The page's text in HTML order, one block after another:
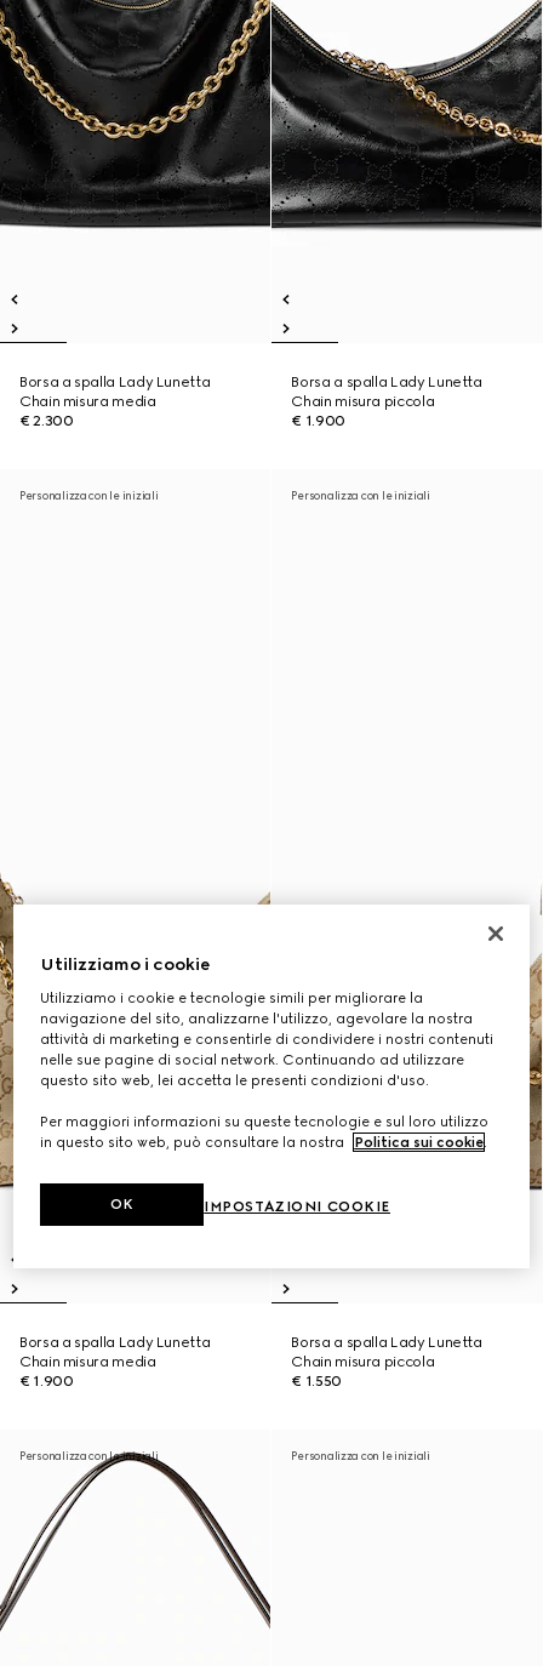
Borsa a spalla Lady Lunetta
Chain misura media
€ 2.300
Borsa a spalla Lady Lunetta
Chain misura piccola
€ 1.900
Personalizza con le iniziali
Borsa a spalla Lady Lunetta
Chain misura media
€ 1.900
Personalizza con le iniziali
Borsa a spalla Lady Lunetta
Chain misura piccola
€ 1.550
Personalizza con le iniziali Personalizza con le iniziali
Utilizziamo i cookie
Utilizziamo i cookie e tecnologie simili per migliorare la
navigazione del sito, analizzarne l'utilizzo, agevolare la nostra
attività di marketing e consentirle di condividere i nostri contenuti
nelle sue pagine di social network. Continuando ad utilizzare
questo sito web, lei accetta le presenti condizioni d'uso.
Per maggiori informazioni su queste tecnologie e sul loro utilizzo
in questo sito web, può consultare la nostra
Politica sui cookie.
IMPOSTAZIONI COOKIE
OK